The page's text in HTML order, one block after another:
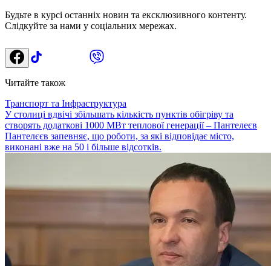
Будьте в курсі останніх новин та ексклюзивного контенту.
Слідкуйте за нами у соціальних мережах.
Читайте також
Транспорт та Інфраструктура
У столиці вдвічі збільшать кількість пунктів обігріву та
створять додаткові 1000 МВт теплової генерації – Пантелеєв
Пантелєєв запевняє, що роботи, за які відповідає місто,
виконані вже на 50 і більше відсотків.